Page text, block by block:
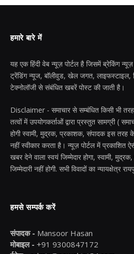
हमारे बारे में
यह एक हिंदी वेब न्यूज़ पोर्टल है जिसमें ब्रेकिंग
ट्रेंडिंग न्यूज, बॉलीवुड, खेल जगत, लाइफस्टाइल,
टेक्नोलॉजी से संबंधित खबरें पोस्ट की जाती है।
Disclaimer - समाचार से सम्बंधित किसी भी
तत्वों में उपयोगकर्ताओं द्वारा प्रस्तुत सामग्री (
होगी स्वामी, मुद्रक, प्रकाशक, संपादक इस तरह के
नहीं स्वीकार करता है। न्यूज़ पोर्टल में प्रकाशित
खबर देने वाला स्वयं जिम्मेदार होगा, स्वामी,
जिम्मेदारी नहीं होगी. सभी विवादों का न्यायक्षेत्र
हमसे सम्पर्क करें
संपादक - Mansoor Hasan
मोबाइल - +91 9300847172